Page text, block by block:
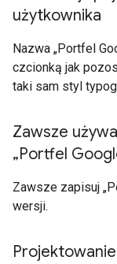
użytkownika
Nazwa „Portfel
czcionką jak
taki sam styl
Zawsze
„Portfel
Zawsze zapisuj
wersji.
Projektowanie